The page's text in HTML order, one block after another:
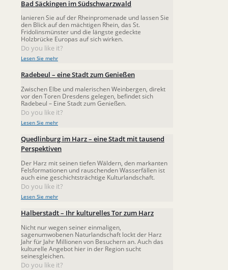
Bad Säckingen im Südschwarzwald
lanieren Sie auf der Rheinpromenade und lassen Sie
den Blick auf den mächtigen Rhein, das St.
Fridolinsmünster und die längste gedeckte
Holzbrücke Europas auf sich wirken.
Do you like it?
Lesen Sie mehr
Radebeul – eine Stadt zum Genießen
Zwischen Elbe und malerischen Weinbergen, direkt
vor den Toren Dresdens gelegen, befindet sich
Radebeul – Eine Stadt zum Genießen.
Do you like it?
Lesen Sie mehr
Quedlinburg im Harz – eine Stadt mit tausend
Perspektiven
Der Harz mit seinen tiefen Wäldern, den markanten
Felsformationen und rauschenden Wasserfällen ist
auch eine geschichtsträchtige Kulturlandschaft.
Do you like it?
Lesen Sie mehr
Halberstadt – Ihr kulturelles Tor zum Harz
Nicht nur wegen seiner einmaligen,
sagenumwobenen Naturlandschaft lockt der Harz
Jahr für Jahr Millionen von Besuchern an. Auch das
kulturelle Angebot hier in der Region sucht
seinesgleichen.
Do you like it?